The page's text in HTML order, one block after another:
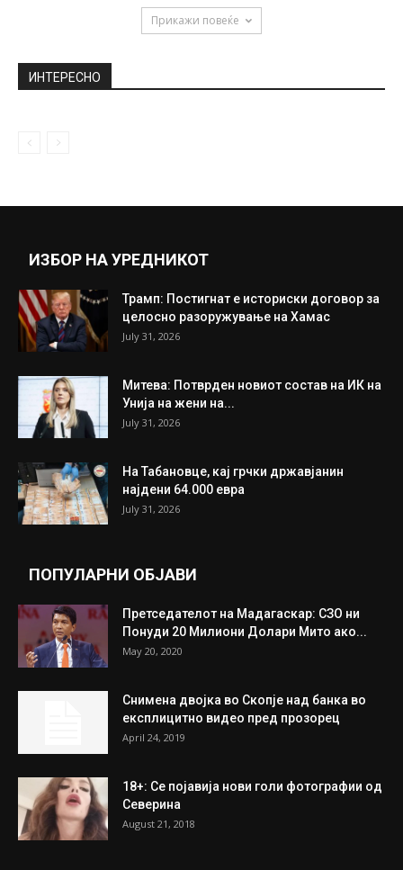
Прикажи повеќе
ИНТЕРЕСНО
ИЗБОР НА УРЕДНИКОТ
Трамп: Постигнат е историски договор за
целосно разоружување на Хамас
July 31, 2026
Митева: Потврден новиот состав на ИК на
Унија на жени на...
July 31, 2026
На Табановце, кај грчки државјанин
најдени 64.000 евра
July 31, 2026
ПОПУЛАРНИ ОБЈАВИ
Претседателот на Мадагаскар: СЗО ни
Понуди 20 Милиони Долари Мито ако...
May 20, 2020
Снимена двојка во Скопје над банка во
експлицитно видео пред прозорец
April 24, 2019
18+: Се појавија нови голи фотографии од
Северина
August 21, 2018